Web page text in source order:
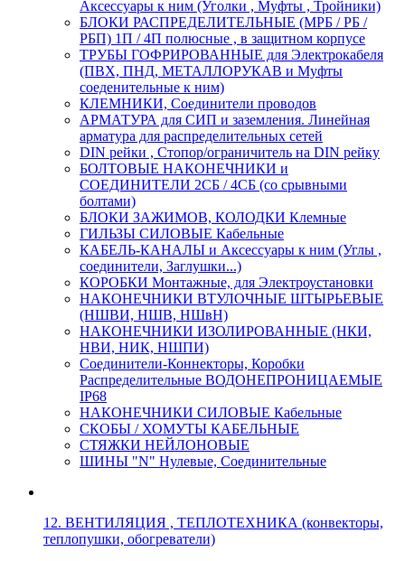
Аксессуары к ним (Уголки , Муфты , Тройники)
БЛОКИ РАСПРЕДЕЛИТЕЛЬНЫЕ (МРБ / РБ /
РБП) 1П / 4П полюсные , в защитном корпусе
ТРУБЫ ГОФРИРОВАННЫЕ для Электрокабеля
(ПВХ, ПНД, МЕТАЛЛОРУКАВ и Муфты
соеденительные к ним)
КЛЕМНИКИ, Соединители проводов
АРМАТУРА для СИП и заземления. Линейная
арматура для распределительных сетей
DIN рейки , Стопор/ограничитель на DIN рейку
БОЛТОВЫЕ НАКОНЕЧНИКИ и
СОЕДИНИТЕЛИ 2СБ / 4СБ (со срывными
болтами)
БЛОКИ ЗАЖИМОВ, КОЛОДКИ Клемные
ГИЛЬЗЫ СИЛОВЫЕ Кабельные
КАБЕЛЬ-КАНАЛЫ и Аксессуары к ним (Углы ,
соединители, Заглушки...)
КОРОБКИ Монтажные, для Электроустановки
НАКОНЕЧНИКИ ВТУЛОЧНЫЕ ШТЫРЬЕВЫЕ
(НШВИ, НШВ, НШвН)
НАКОНЕЧНИКИ ИЗОЛИРОВАННЫЕ (НКИ,
НВИ, НИК, НШПИ)
Соединители-Коннекторы, Коробки
Распределительные ВОДОНЕПРОНИЦАЕМЫЕ
IP68
НАКОНЕЧНИКИ СИЛОВЫЕ Кабельные
СКОБЫ / ХОМУТЫ КАБЕЛЬНЫЕ
СТЯЖКИ НЕЙЛОНОВЫЕ
ШИНЫ "N" Нулевые, Соединительные
12. ВЕНТИЛЯЦИЯ , ТЕПЛОТЕХНИКА (конвекторы,
теплопушки, обогреватели)